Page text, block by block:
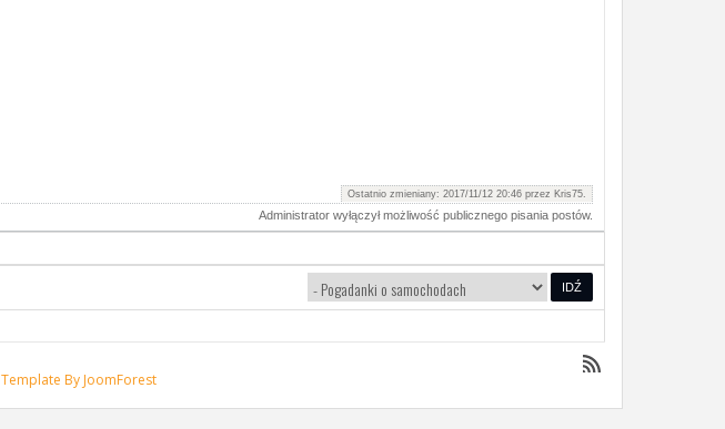
Ostatnio zmieniany: 2017/11/12 20:46 przez Kris75.
Administrator wyłączył możliwość publicznego pisania postów.
Template By JoomForest